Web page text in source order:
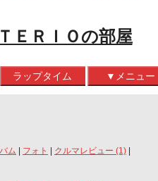
ＴＥＲＩＯの部屋
ラップタイム ▼メニュー
ム フォト クルマレビュー (1)